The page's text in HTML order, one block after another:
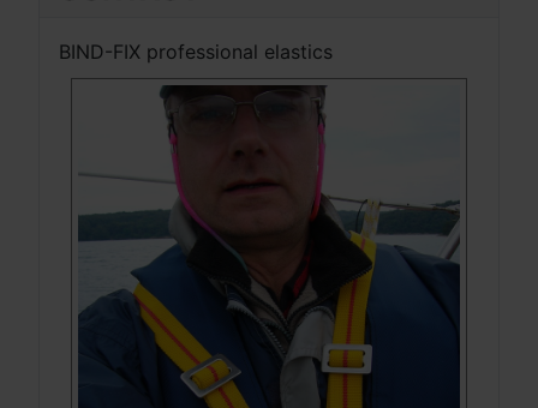
BIND-FIX professional elastics